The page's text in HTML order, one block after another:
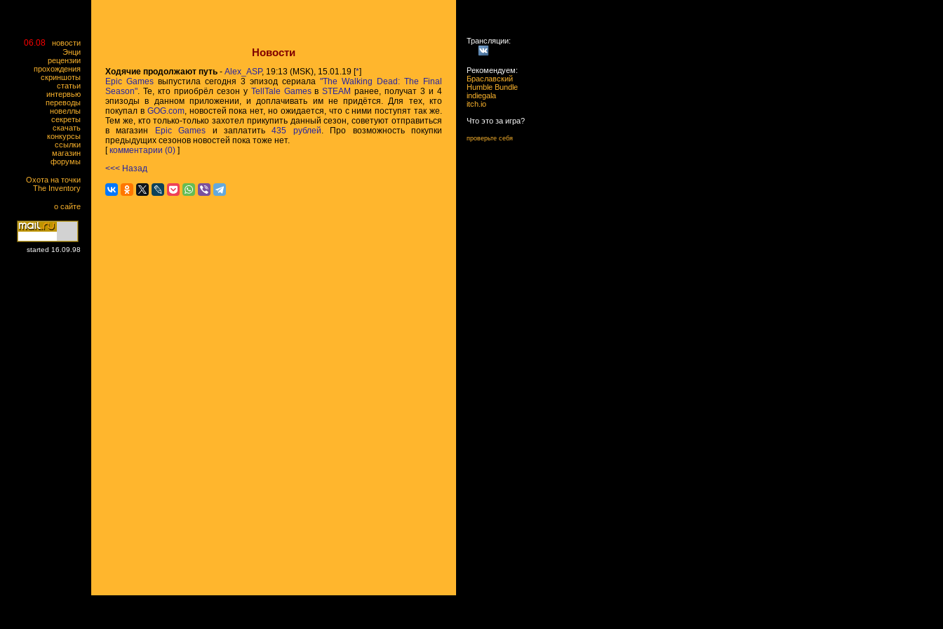
06.08
новости
Энци
рецензии
прохождения
скриншоты
статьи
интервью
переводы
новеллы
секреты
скачать
конкурсы
ссылки
магазин
форумы
Охота на точки
The Inventory
о сайте
started 16.09.98
Новости
Ходячие продолжают путь - Alex_ASP, 19:13 (MSK), 15.01.19 [*]
Epic Games выпустила сегодня 3 эпизод сериала "The Walking Dead: The Final
Season". Те, кто приобрёл сезон у TellTale GamesвSTEAM ранее, получат 3 и 4
эпизоды в данном приложении, и доплачивать им не придётся. Для тех, кто
покупал в GOG.com, новостей пока нет, но ожидается, что с ними поступят так же.
Тем же, кто только-только захотел прикупить данный сезон, советуют отправиться
в магазин
Epic Games и заплатить435 рублей. Про возможность покупки
предыдущих сезонов новостей пока тоже нет.
[комментарии (0) ]
<<< Назад
Трансляции:
Рекомендуем:
Браславский
Humble Bundle
indiegala
itch.io
Что это за игра?
проверьте себя